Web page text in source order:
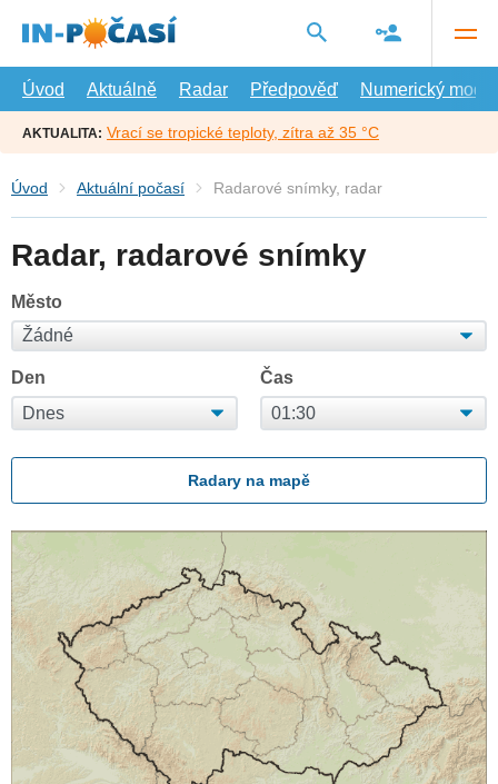
hlavní
Úvod
Aktuálně Radar Předpověď Numerický model
AKTUALITA: Vrací se tropické teploty, zítra až 35 °C
Úvod Aktuální počasí Radarové snímky, radar
Radar, radarové snímky
Město
Den Čas
Radary na mapě